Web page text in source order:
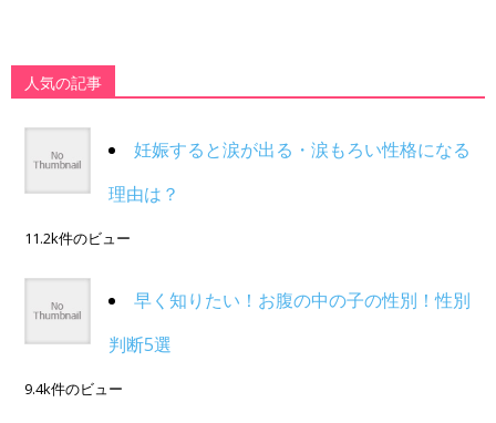
人気の記事
妊娠すると涙が出る・涙もろい性格になる
理由は？
11.2k件のビュー
早く知りたい！お腹の中の子の性別！性別
判断5選
9.4k件のビュー